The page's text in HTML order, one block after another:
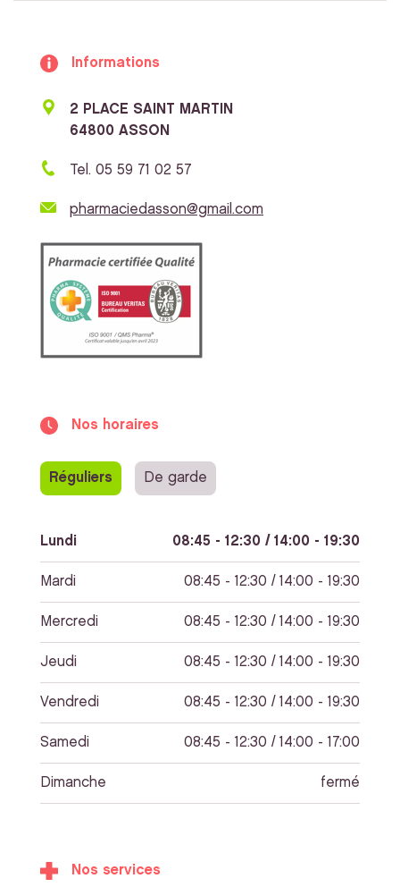
Informations
2 PLACE SAINT MARTIN
64800 ASSON
Tel. 05 59 71 02 57
pharmaciedasson@gmail.com
Nos horaires
Réguliers De garde
Lundi 08:45 - 12:30 / 14:00 - 19:30
Mardi 08:45 - 12:30 / 14:00 - 19:30
Mercredi 08:45 - 12:30 / 14:00 - 19:30
Jeudi 08:45 - 12:30 / 14:00 - 19:30
Vendredi 08:45 - 12:30 / 14:00 - 19:30
Samedi 08:45 - 12:30 / 14:00 - 17:00
Dimanche fermé
Nos services